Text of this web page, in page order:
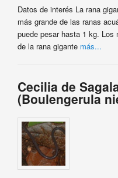
Datos de interés La rana
más grande de las ranas
puede pesar hasta 1 kg. Los
de la rana gigante más...
Cecilia de
(Boulengerula